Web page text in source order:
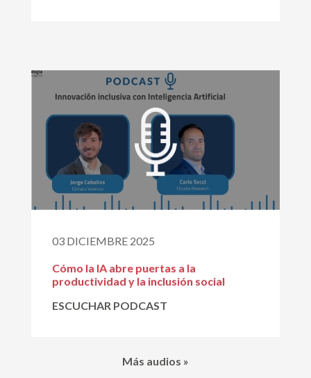
03 DICIEMBRE 2025
Cómo la IA abre puertas a la
productividad y la inclusión social
ESCUCHAR PODCAST
Más audios »